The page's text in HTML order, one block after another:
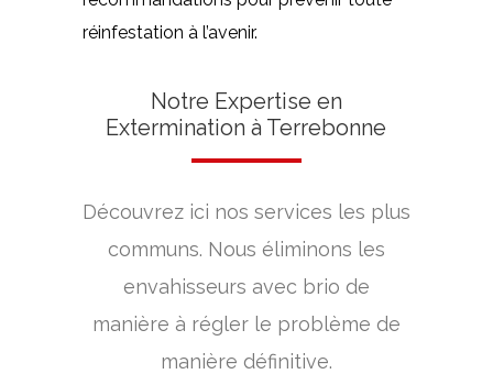
réinfestation à l’avenir.
Notre Expertise en
Extermination à Terrebonne
Découvrez ici nos services les plus
communs. Nous éliminons les
envahisseurs avec brio de
manière à régler le problème de
manière définitive.